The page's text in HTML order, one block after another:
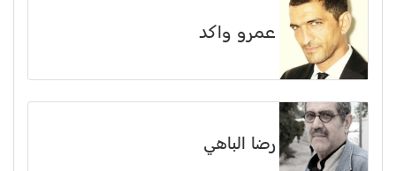
عمرو واكد
رضا الباهي